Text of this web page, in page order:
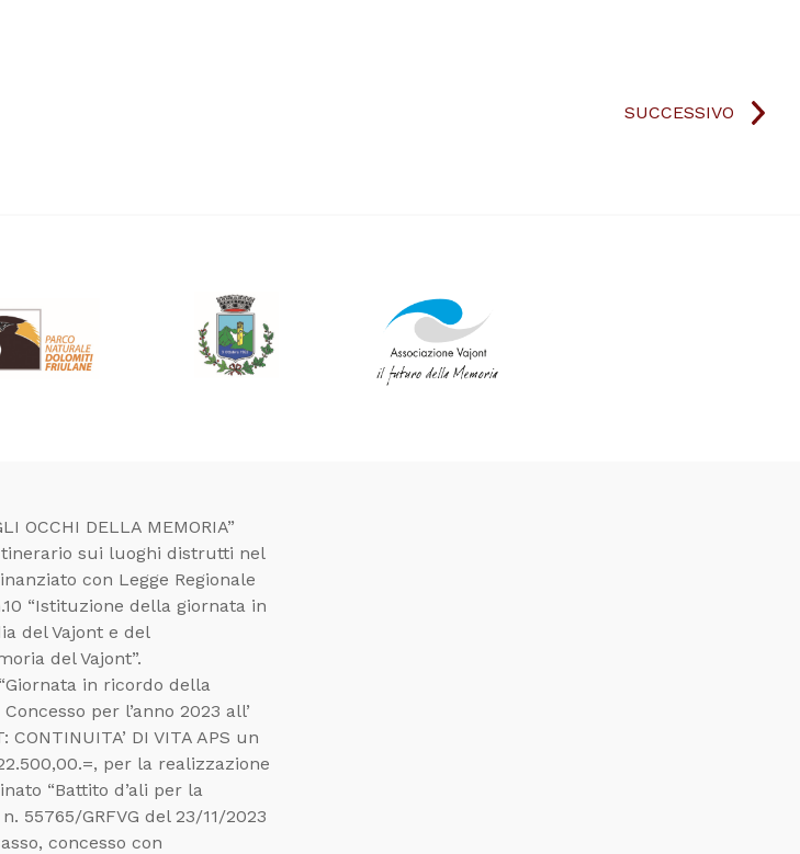
SUCCESSIVO
OCCHI DELLA MEMORIA”
Itinerario sui luoghi distrutti nel
con Legge Regionale
“Istituzione della giornata in
del Vajont e del
del Vajont”.
in ricordo della
per l’anno 2023 all’
CONTINUITA’ DI VITA APS un
per la realizzazione
“Battito d’ali per la
55765/GRFVG del 23/11/2023
concesso con